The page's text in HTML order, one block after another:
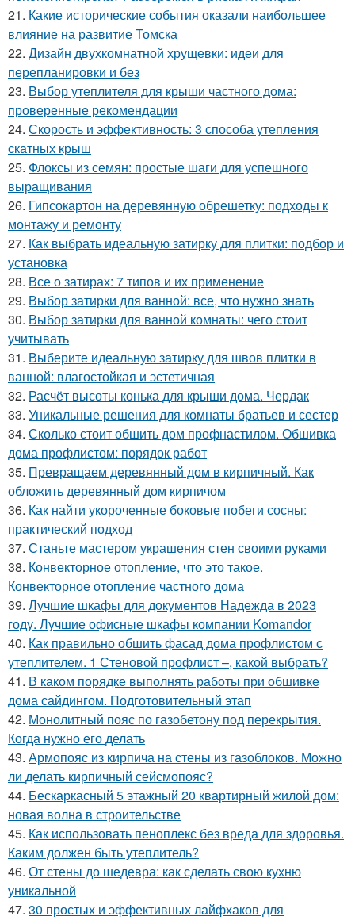
21. Какие исторические события оказали наибольшее
влияние на развитие Томска
22. Дизайн двухкомнатной хрущевки: идеи для
перепланировки и без
23. Выбор утеплителя для крыши частного дома:
проверенные рекомендации
24. Скорость и эффективность: 3 способа утепления
скатных крыш
25. Флоксы из семян: простые шаги для успешного
выращивания
26. Гипсокартон на деревянную обрешетку: подходы к
монтажу и ремонту
27. Как выбрать идеальную затирку для плитки: подбор и
установка
28. Все о затирах: 7 типов и их применение
29. Выбор затирки для ванной: все, что нужно знать
30. Выбор затирки для ванной комнаты: чего стоит
учитывать
31. Выберите идеальную затирку для швов плитки в
ванной: влагостойкая и эстетичная
32. Расчёт высоты конька для крыши дома. Чердак
33. Уникальные решения для комнаты братьев и сестер
34. Сколько стоит обшить дом профнастилом. Обшивка
дома профлистом: порядок работ
35. Превращаем деревянный дом в кирпичный. Как
обложить деревянный дом кирпичом
36. Как найти укороченные боковые побеги сосны:
практический подход
37. Станьте мастером украшения стен своими руками
38. Конвекторное отопление, что это такое.
Конвекторное отопление частного дома
39. Лучшие шкафы для документов Надежда в 2023
году. Лучшие офисные шкафы компании Komandor
40. Как правильно обшить фасад дома профлистом с
утеплителем. 1 Стеновой профлист –, какой выбрать?
41. В каком порядке выполнять работы при обшивке
дома сайдингом. Подготовительный этап
42. Монолитный пояс по газобетону под перекрытия.
Когда нужно его делать
43. Армопояс из кирпича на стены из газоблоков. Можно
ли делать кирпичный сейсмопояс?
44. Бескаркасный 5 этажный 20 квартирный жилой дом:
новая волна в строительстве
45. Как использовать пеноплекс без вреда для здоровья.
Каким должен быть утеплитель?
46. От стены до шедевра: как сделать свою кухню
уникальной
47. 30 простых и эффективных лайфхаков для